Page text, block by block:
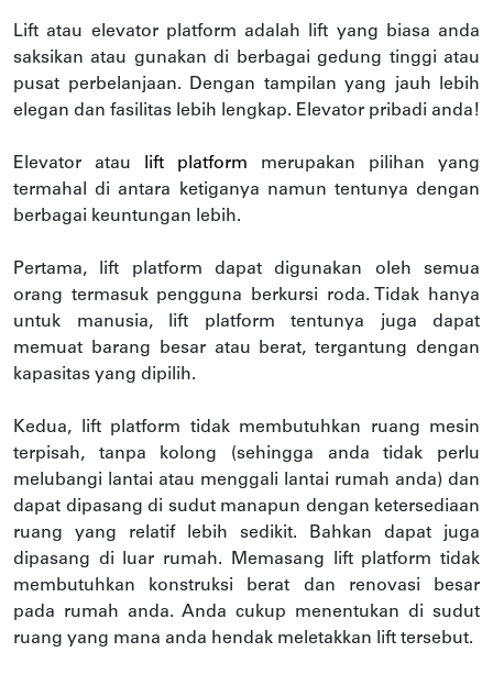
Lift atau elevator platform adalah lift yang biasa anda
saksikan atau gunakan di berbagai gedung tinggi atau
pusat perbelanjaan. Dengan tampilan yang jauh lebih
elegan dan fasilitas lebih lengkap. Elevator pribadi anda!
Elevator atau lift platform merupakan pilihan yang
termahal di antara ketiganya namun tentunya dengan
berbagai keuntungan lebih.
Pertama, lift platform dapat digunakan oleh semua
orang termasuk pengguna berkursi roda. Tidak hanya
untuk manusia, lift platform tentunya juga dapat
memuat barang besar atau berat, tergantung dengan
kapasitas yang dipilih.
Kedua, lift platform tidak membutuhkan ruang mesin
terpisah, tanpa kolong (sehingga anda tidak perlu
melubangi lantai atau menggali lantai rumah anda) dan
dapat dipasang di sudut manapun dengan ketersediaan
ruang yang relatif lebih sedikit. Bahkan dapat juga
dipasang di luar rumah. Memasang lift platform tidak
membutuhkan konstruksi berat dan renovasi besar
pada rumah anda. Anda cukup menentukan di sudut
ruang yang mana anda hendak meletakkan lift tersebut.